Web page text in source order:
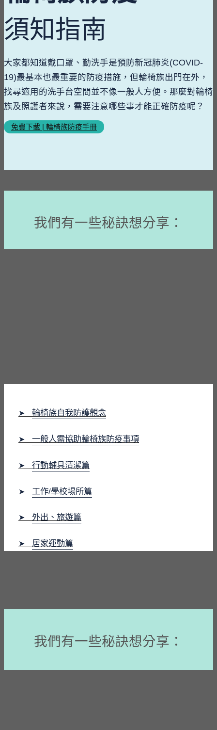
須知指南
大家都知道戴口罩、勤洗手是預防新冠肺炎(COVID-
19)最基本也最重要的防疫措施，但輪椅族出門在外，
找尋適用的洗手台空間並不像一般人方便。那麼對輪椅
族及照護者來說，需要注意哪些事才能正確防疫呢？
免費下載 | 輪椅族防疫手冊
我們有一些秘訣想分享：
➤ 輪椅族自我防護觀念
➤ 一般人需協助輪椅族防疫事項
➤ 行動輔具清潔篇
➤ 工作/學校場所篇
➤ 外出、旅遊篇
➤ 居家運動篇
我們有一些秘訣想分享：